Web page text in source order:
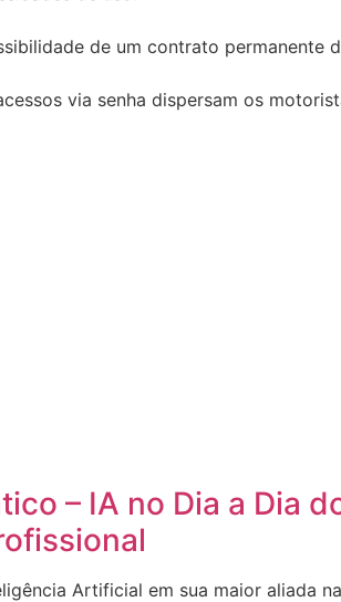
de um contrato permanente
via senha dispersam os
– IA no Dia a Dia
Artificial em sua maior aliada na